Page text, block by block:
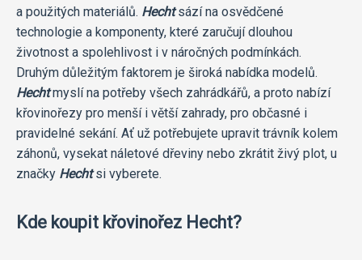
a použitých materiálů. Hechtsází na osvědčené
technologie a komponenty, které zaručují dlouhou
životnost a spolehlivost i v náročných podmínkách.
Druhým důležitým faktorem je široká nabídka modelů.
Hechtmyslí na potřeby všech zahrádkářů, a proto nabízí
křovinořezy pro menší i větší zahrady, pro občasné i
pravidelné sekání. Ať už potřebujete upravit trávník kolem
záhonů, vysekat náletové dřeviny nebo zkrátit živý plot, u
značky Hechtsi vyberete.
Kde koupit křovinořez Hecht?